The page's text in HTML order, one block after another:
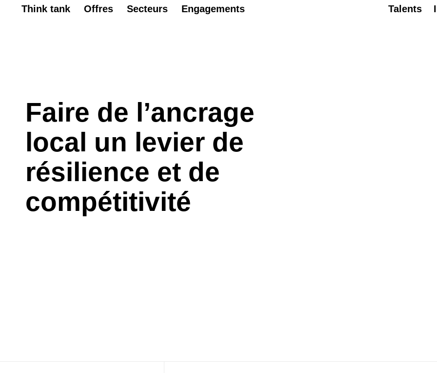
Think tank Offres Secteurs Engagements Talents
Faire de l’ancrage
local un levier de
résilience et de
compétitivité